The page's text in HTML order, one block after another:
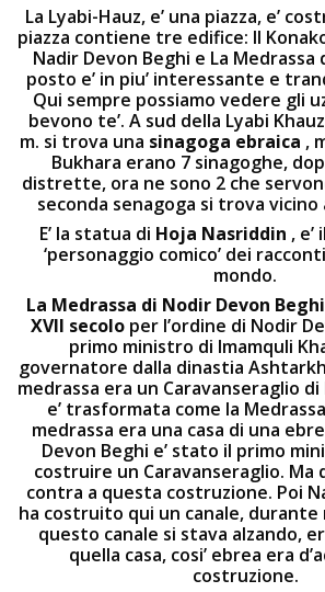
La Lyabi-Hauz, e’ una piazza, e’
piazza contiene tre edifice: Il
Nadir Devon Beghi e La Medrassa
posto e’ in piu’ interessante e
Qui sempre possiamo vedere gli
bevono te’. A sud della Lyabi
m. si trova una sinagoga ebraica ,
Bukhara erano 7 sinagoghe,
distrette, ora ne sono 2 che
seconda senagoga si trova vicino
E’ la statua di Hoja Nasriddin , e’
‘personaggio comico’ dei
mondo.
La Medrassa di Nodir Devon
XVII secolo per l’ordine di Nodir
primo ministro di Imamquli
governatore dalla dinastia
medrassa era un Caravanseraglio di
e’ trasformata come la
medrassa era una casa di una
Devon Beghi e’ stato il primo
costruire un Caravanseraglio. Ma
contra a questa costruzione. Poi
ha costruito qui un canale, durante
questo canale si stava alzando,
quella casa, cosi’ ebrea era
costruzione.